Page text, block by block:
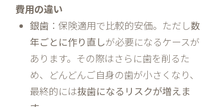
費用の違い
銀歯 ：保険適用で比較的安価。ただし数
年ごとに作り直しが必要になるケースが
あります。その際はさらに歯を削るた
め、どんどんご自身の歯が小さくなり、
最終的には抜歯になるリスクが増えま